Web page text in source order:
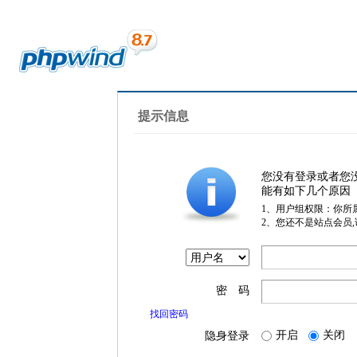
提示信息
您没有登录或者您
能有如下几个原因
1、用户组权限：你所
2、您还不是站点会员
密 码
找回密码
隐身登录 开启 关闭